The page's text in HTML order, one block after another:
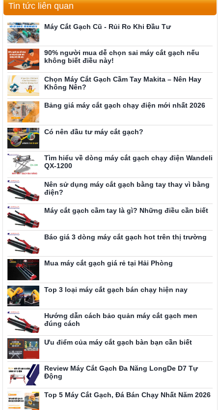
Tin tức liên quan
Máy Cắt Gạch Cũ - Rủi Ro Khi Đầu Tư
90% người mua dễ chọn sai máy cắt gạch nếu
không biết điều này!
Chọn Máy Cắt Gạch Cầm Tay Makita – Nên Hay
Không Nên?
Bảng giá máy cắt gạch chạy điện mới nhất 2026
Có nên đầu tư máy cắt gạch?
Tìm hiểu về dòng máy cắt gạch chạy điện Wandeli
QX-1200
Nên sử dụng máy cắt gạch bằng tay thay vì bằng
điện?
Máy cắt gạch cầm tay là gì? Những điều cần biết
Báo giá 3 dòng máy cắt gạch hot trên thị trường
Mua máy cắt gạch giá rẻ tại Hải Phòng
Top 3 loại máy cắt gạch bán chạy hiện nay
Hướng dẫn cách bảo quản máy cắt gạch men
đúng cách
Ưu điểm của máy cắt gạch bàn bạn cần biết
Review Máy Cắt Gạch Đa Năng LongDe D7 Tự
Động
Top 5 Máy Cắt Gạch, Đá Bán Chạy Nhất Năm 2026